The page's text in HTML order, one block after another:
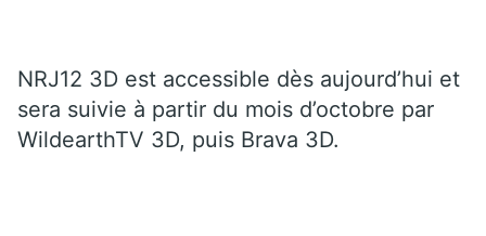
NRJ12 3D est accessible dès aujourd’hui et
sera suivie à partir du mois d’octobre par
WildearthTV 3D, puis Brava 3D.